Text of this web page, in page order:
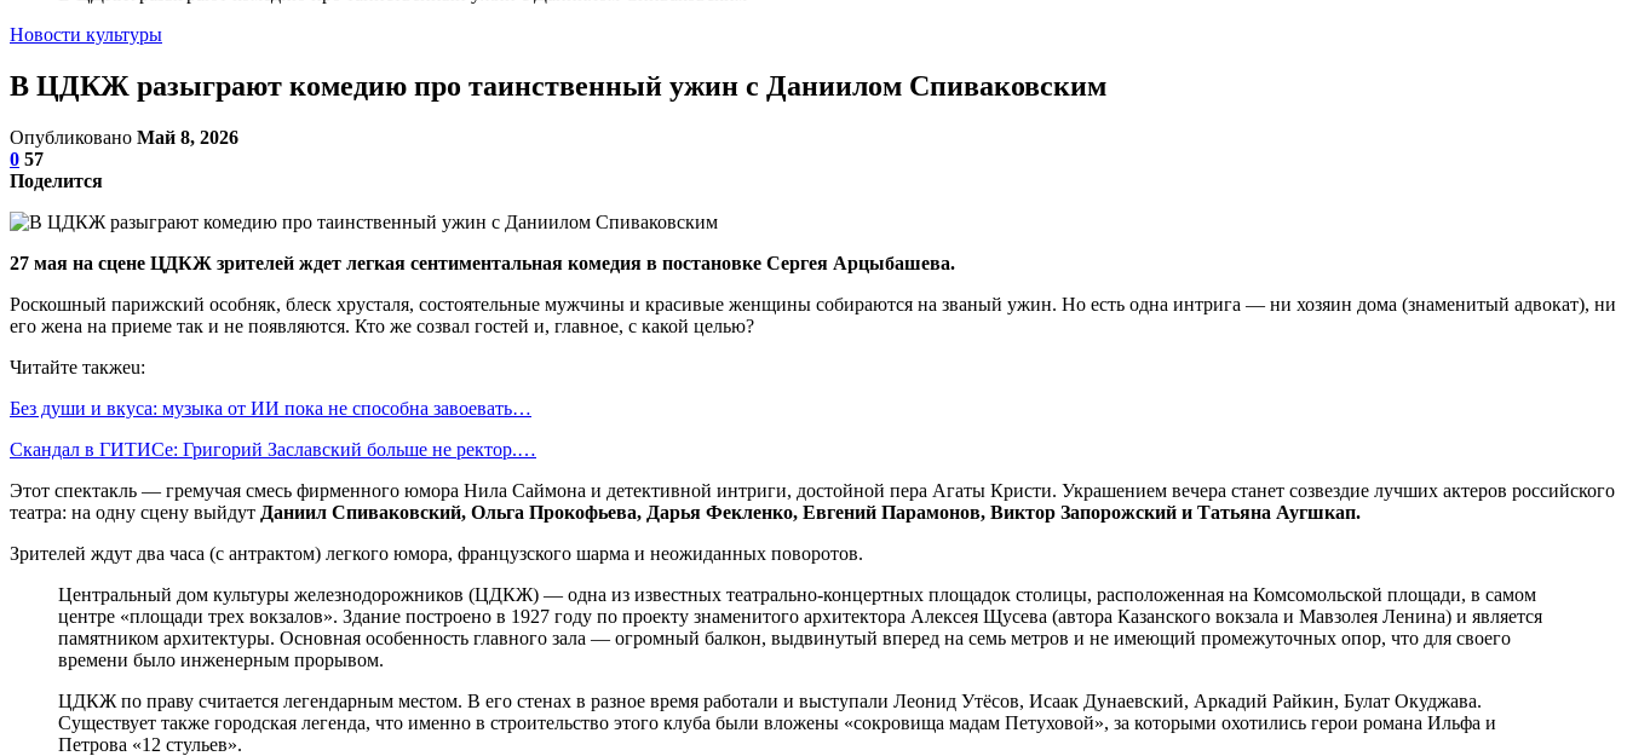
Новости культуры
В ЦДКЖ разыграют комедию про таинственный ужин с Даниилом Спиваковским
Опубликовано Май 8, 2026
0 57
Поделится
27 мая на сцене ЦДКЖ зрителей ждет легкая сентиментальная комедия в постановке Сергея Арцыбашева.
Роскошный парижский особняк, блеск хрусталя, состоятельные мужчины и красивые женщины собираются на званый ужин. Но есть одна интрига — ни хозяин дома (знаменитый адвокат), ни
его жена на приеме так и не появляются. Кто же созвал гостей и, главное, с какой целью?
Читайте такжеu:
Без души и вкуса: музыка от ИИ пока не способна завоевать…
Скандал в ГИТИСе: Григорий Заславский больше не ректор.…
Этот спектакль — гремучая смесь фирменного юмора Нила Саймона и детективной интриги, достойной пера Агаты Кристи. Украшением вечера станет созвездие лучших актеров российского
театра: на одну сцену выйдут Даниил Спиваковский, Ольга Прокофьева, Дарья Фекленко, Евгений Парамонов, Виктор Запорожский и Татьяна Аугшкап.
Зрителей ждут два часа (с антрактом) легкого юмора, французского шарма и неожиданных поворотов.
Центральный дом культуры железнодорожников (ЦДКЖ) — одна из известных театрально-концертных площадок столицы, расположенная на Комсомольской площади, в самом
центре «площади трех вокзалов». Здание построено в 1927 году по проекту знаменитого архитектора Алексея Щусева (автора Казанского вокзала и Мавзолея Ленина) и является
памятником архитектуры. Основная особенность главного зала — огромный балкон, выдвинутый вперед на семь метров и не имеющий промежуточных опор, что для своего
времени было инженерным прорывом.
ЦДКЖ по праву считается легендарным местом. В его стенах в разное время работали и выступали Леонид Утёсов, Исаак Дунаевский, Аркадий Райкин, Булат Окуджава.
Существует также городская легенда, что именно в строительство этого клуба были вложены «сокровища мадам Петуховой», за которыми охотились герои романа Ильфа и
Петрова «12 стульев».